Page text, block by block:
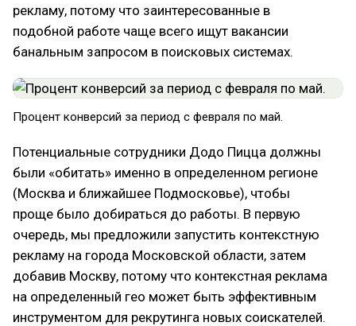
рекламу, потому что заинтересованные в
подобной работе чаще всего ищут вакансии
банальным запросом в поисковых системах.
Процент конверсий за период с февраля по май.
Потенциальные сотрудники Додо Пицца должны
были «обитать» именно в определенном регионе
(Москва и ближайшее Подмосковье), чтобы
проще было добираться до работы. В первую
очередь, мы предложили запустить контекстную
рекламу на города Московской области, затем
добавив Москву, потому что контекстная реклама
на определенный гео может быть эффективным
инструментом для рекрутинга новых соискателей.